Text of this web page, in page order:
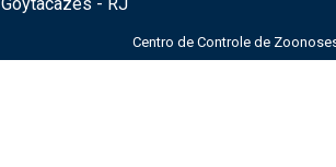
Goytacazes - RJ
Centro de Controle de